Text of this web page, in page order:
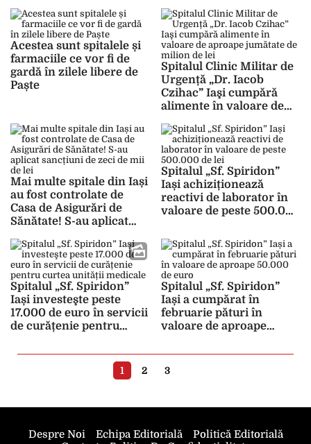
lei
de lei, iar cei mai mulți
bani îi va primi Spitalul
„Sf. Spiridon”
Acestea sunt spitalele și
farmaciile ce vor fi de
gardă în zilele libere de
Paște
Spitalul Clinic Militar de
Urgență „Dr. Iacob
Czihac” Iaşi cumpără
alimente în valoare de
milion de lei
Mai multe spitale din Iași
au fost controlate de
Casa de Asigurări de
Sănătate! S-au aplicat
de lei
Spitalul „Sf. Spiridon”
Iași achiziționează
reactivi de laborator în
valoare de peste 500.000
Spitalul „Sf. Spiridon”
Iași investeşte peste
17.000 de euro în servicii
de curățenie pentru
Spitalul „Sf. Spiridon”
Iași a cumpărat în
februarie pături în
valoare de aproape
1 2 3
Despre Noi Echipa Editorială
Politică Editorială